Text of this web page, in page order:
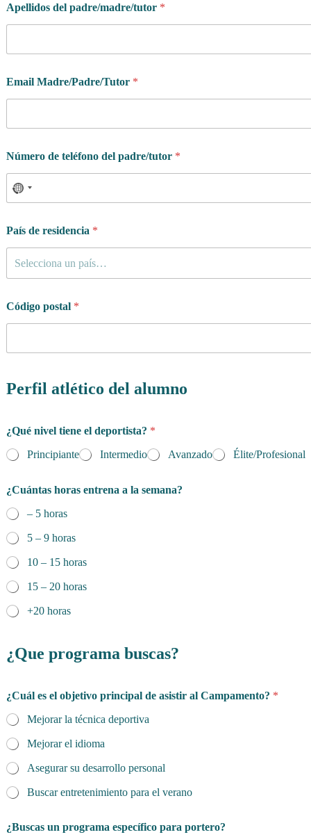
Apellidos del padre/madre/tutor *
Email Madre/Padre/Tutor *
Número de teléfono del padre/tutor *
País de residencia *
Selecciona un país…
Código postal *
Perfil atlético del alumno
¿Qué nivel tiene el deportista? *
Principiante
Intermedio Avanzado Élite/Profesional
¿Cuántas horas entrena a la semana?
– 5 horas
5 – 9 horas
10 – 15 horas
15 – 20 horas
+20 horas
p
g
u
n
t
a
¿
u
¿Que programa buscas?
¿Cuál es el objetivo principal de asistir al Campamento? *
Mejorar la técnica deportiva
Mejorar el idioma
Asegurar su desarrollo personal
Buscar entretenimiento para el verano
¿Buscas un programa específico para portero?